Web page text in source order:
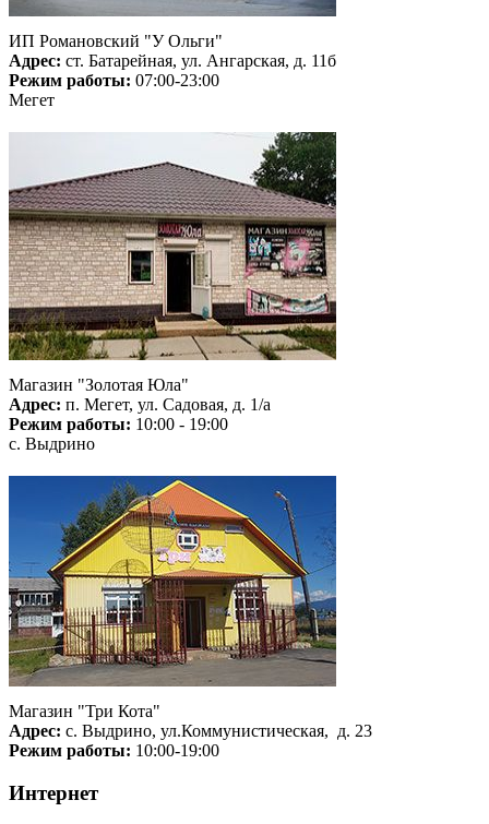
ИП Романовский "У Ольги"
Адрес: ст. Батарейная, ул. Ангарская, д. 11б
Режим работы: 07:00-23:00
Мегет
Магазин "Золотая Юла"
Адрес: п. Мегет, ул. Садовая, д. 1/а
Режим работы: 10:00 - 19:00
с. Выдрино
Магазин "Три Кота"
Адрес: с. Выдрино, ул.Коммунистическая, д. 23
Режим работы: 10:00-19:00
Интернет